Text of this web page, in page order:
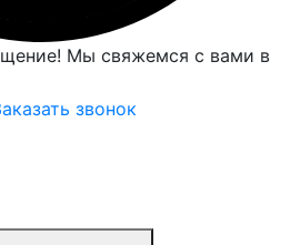
Мы свяжемся с вами в
звонок